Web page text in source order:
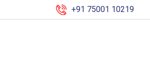
+91 75001 10219